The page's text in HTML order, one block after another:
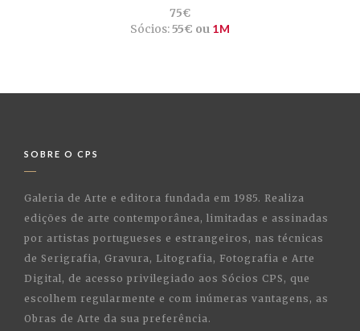
75€
Sócios:55€ ou 1M
SOBRE O CPS
Galeria de Arte e editora fundada em 1985. Realiza
edições de arte contemporânea, limitadas e assinadas
por artistas portugueses e estrangeiros, nas técnicas
de Serigrafia, Gravura, Litografia, Fotografia e Arte
Digital, de acesso privilegiado aos Sócios CPS, que
escolhem regularmente e com inúmeras vantagens, as
Obras de Arte da sua preferência.